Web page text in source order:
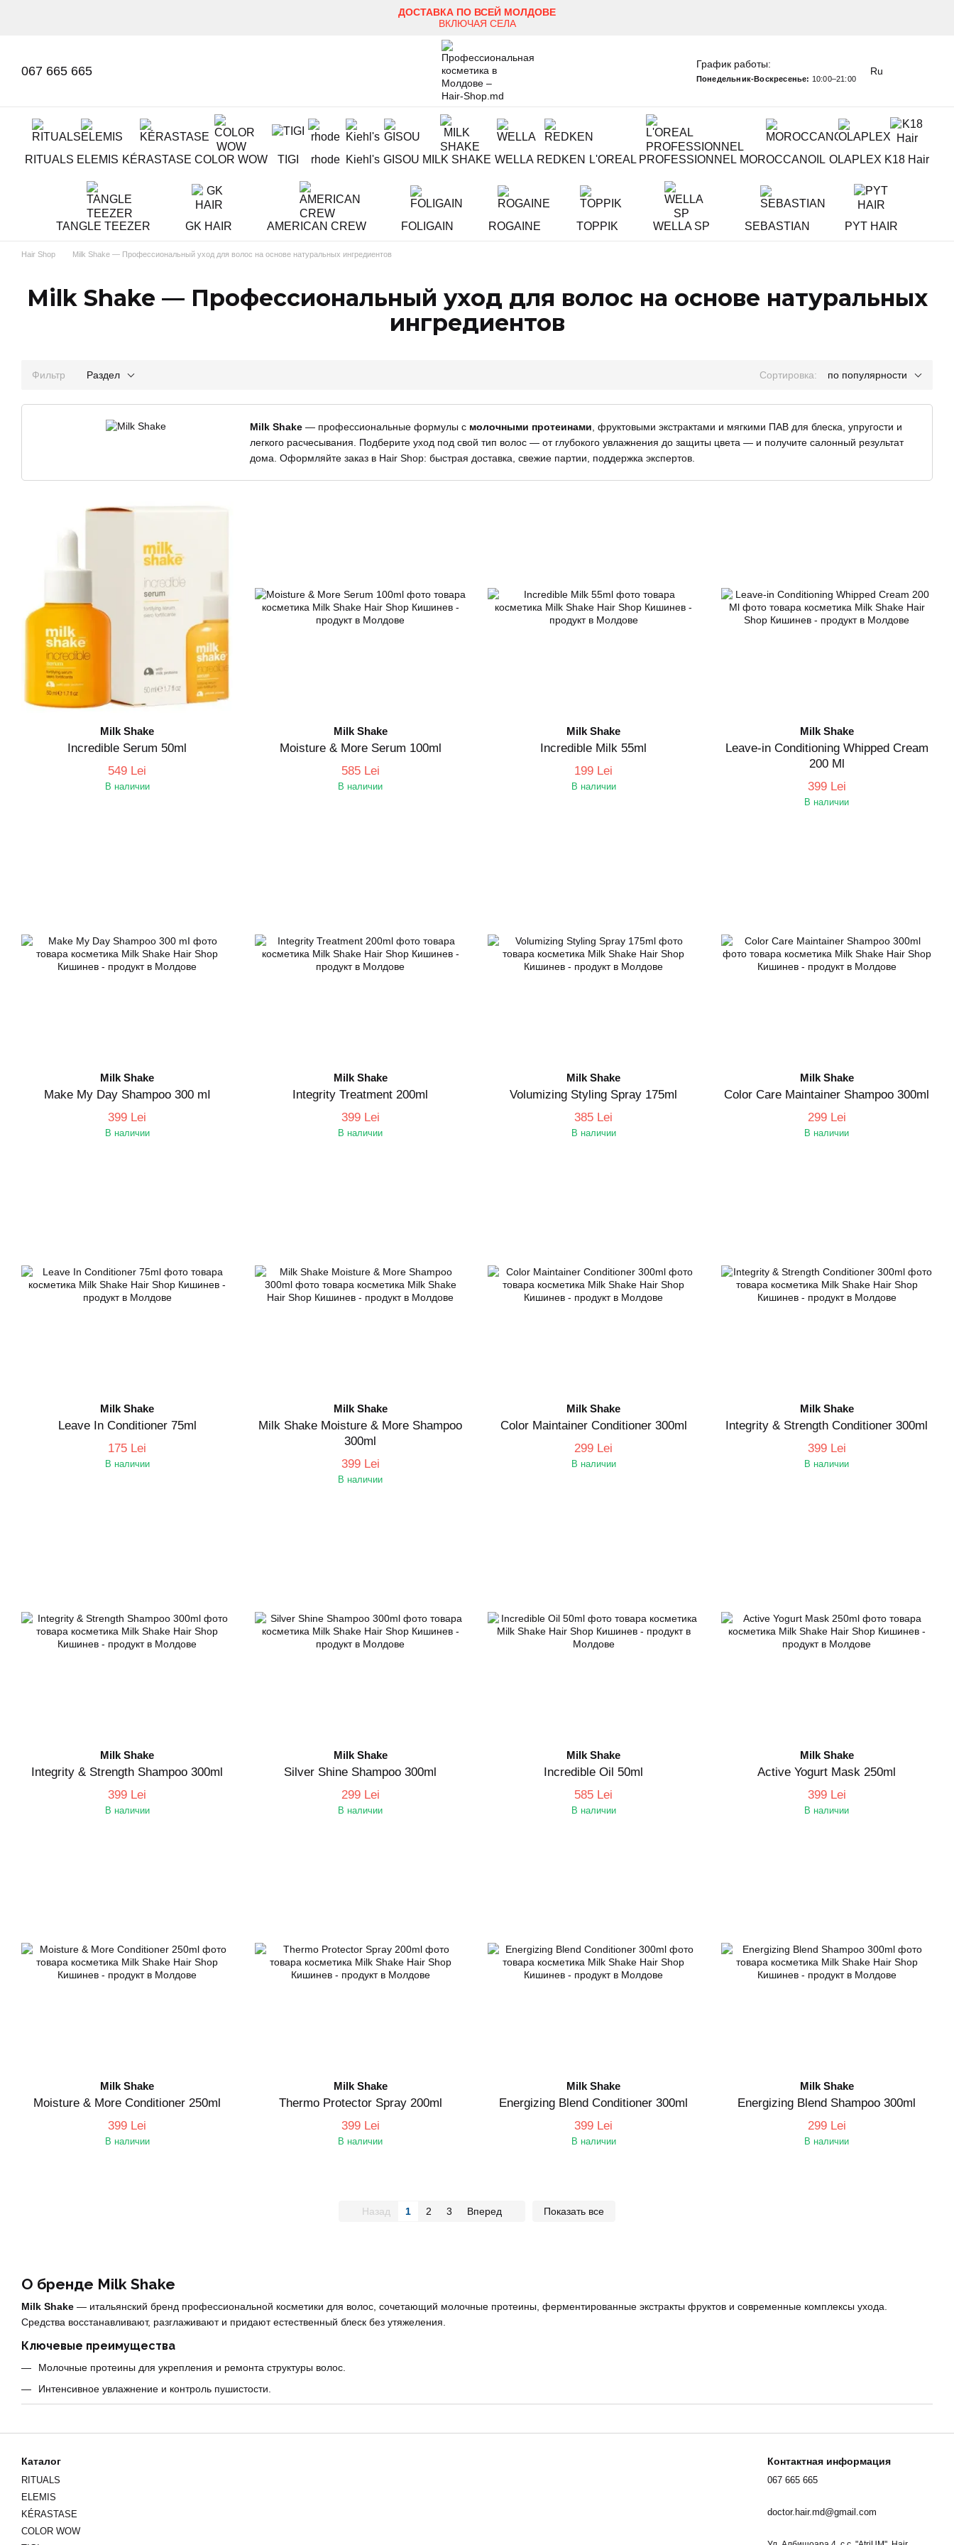
ДОСТАВКА ПО ВСЕЙ МОЛДОВЕ
ВКЛЮЧАЯ СЕЛА
067 665 665 График работы:
Понедельник-Воскресенье: 10:00–21:00
Ru
RITUALS ELEMIS KÉRASTASE COLOR WOW TIGI rhode Kiehl's GISOU MILK SHAKE WELLA REDKEN L'OREAL PROFESSIONNEL MOROCCANOIL OLAPLEX K18 Hair
TANGLE TEEZER GK HAIR AMERICAN CREW FOLIGAIN ROGAINE TOPPIK WELLA SP SEBASTIAN PYT HAIR
Hair Shop Milk Shake — Профессиональный уход для волос на основе натуральных ингредиентов
Milk Shake — Профессиональный уход для волос на основе натуральных
ингредиентов
Фильтр Раздел Сортировка: по популярности
О бренде Milk Shake
Milk Shake — итальянский бренд профессиональной косметики для волос, сочетающий молочные протеины, ферментированные экстракты фруктов и современные комплексы ухода.
Средства восстанавливают, разглаживают и придают естественный блеск без утяжеления.
Ключевые преимущества
Молочные протеины для укрепления и ремонта структуры волос.
Интенсивное увлажнение и контроль пушистости.
Легкие текстуры и приятные ароматы.
Линейки Milk Shake — что выбрать
Шампуни Milk Shake
Бальзамы и кондиционеры
Маски и интенсив-уход
Стайлинг
Milk Shake— профессиональные формулы с молочными протеинами , фруктовыми экстрактами и мягкими ПАВ для блеска, упругости и
легкого расчесывания. Подберите уход под свой тип волос — от глубокого увлажнения до защиты цвета — и получите салонный результат
дома. Оформляйте заказ в Hair Shop: быстрая доставка, свежие партии, поддержка экспертов.
Milk Shake
Incredible Serum 50ml
549 Lei
В наличии
Milk Shake
Moisture & More Serum 100ml
585 Lei
В наличии
Milk Shake
Incredible Milk 55ml
199 Lei
В наличии
Milk Shake
Leave-in Conditioning Whipped Cream
200 Ml
399 Lei
В наличии
Milk Shake
Make My Day Shampoo 300 mI
399 Lei
В наличии
Milk Shake
Integrity Treatment 200ml
399 Lei
В наличии
Milk Shake
Volumizing Styling Spray 175ml
385 Lei
В наличии
Milk Shake
Color Care Maintainer Shampoo 300ml
299 Lei
В наличии
Milk Shake
Leave In Conditioner 75ml
175 Lei
В наличии
Milk Shake
Milk Shake Moisture & More Shampoo
300ml
399 Lei
В наличии
Milk Shake
Color Maintainer Conditioner 300ml
299 Lei
В наличии
Milk Shake
Integrity & Strength Conditioner 300ml
399 Lei
В наличии
Milk Shake
Integrity & Strength Shampoo 300ml
399 Lei
В наличии
Milk Shake
Silver Shine Shampoo 300ml
299 Lei
В наличии
Milk Shake
Incredible Oil 50ml
585 Lei
В наличии
Milk Shake
Active Yogurt Mask 250ml
399 Lei
В наличии
Milk Shake
Moisture & More Conditioner 250ml
399 Lei
В наличии
Milk Shake
Thermo Protector Spray 200ml
399 Lei
В наличии
Milk Shake
Energizing Blend Conditioner 300ml
399 Lei
В наличии
Milk Shake
Energizing Blend Shampoo 300ml
299 Lei
В наличии
Назад 1 2 3 Вперед Показать все
Каталог
RITUALS
ELEMIS
KÉRASTASE
COLOR WOW
Контактная информация
067 665 665
doctor.hair.md@gmail.com